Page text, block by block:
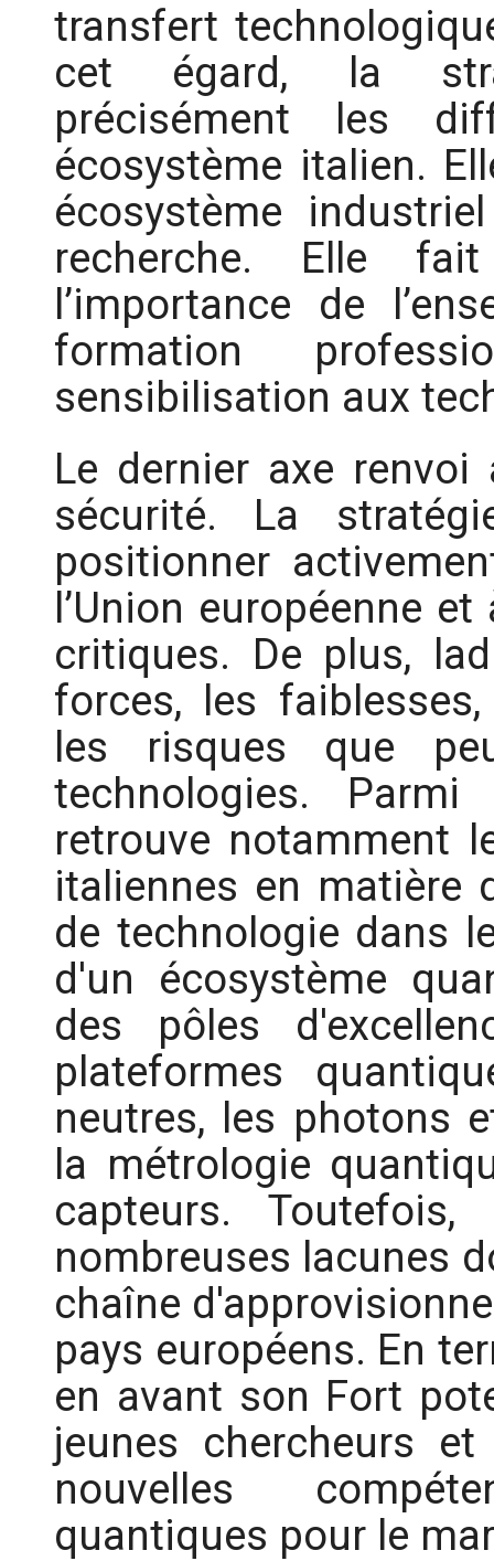
transfert
cet égard, la
précisément les
écosystème italien.
écosystème
recherche. Elle
l’importance de
formation
sensibilisation aux
Le dernier axe
sécurité. La
positionner
l’Union européenne
critiques. De plus,
forces, les
les risques que
technologies.
retrouve notamment
italiennes en matière
de technologie dans
d'un écosystème
des pôles
plateformes
neutres, les photons
la métrologie
capteurs.
nombreuses lacunes
chaîne
pays européens. En
en avant son Fort
jeunes chercheurs
nouvelles
quantiques pour le